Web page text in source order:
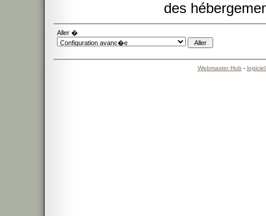
des
Aller �
Webmaster Hub -